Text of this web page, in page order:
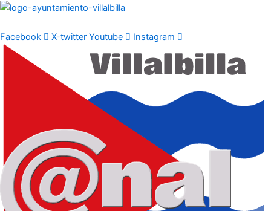
Ir
contenido
Facebook X-twitter Youtube Instagram